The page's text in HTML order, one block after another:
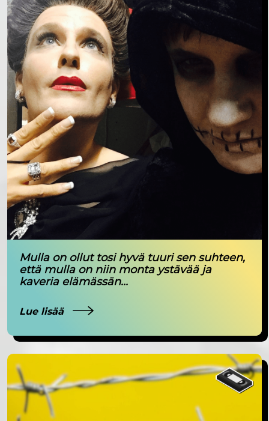
Mulla on ollut tosi hyvä tuuri sen suhteen,
että mulla on niin monta ystävää ja
kaveria elämässän...
Lue lisää